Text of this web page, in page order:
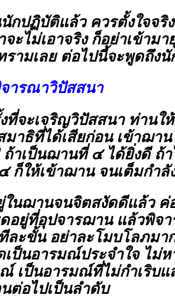
กปฏิบัติแล้ว ควรตั้งใจจริ
จะไม่เอาจริง ก็อย่าเข้าม
รามเลย ต่อไปนี้จะพูดถึงนั
ารณาวิปัสสนา
ที่จะเจริญวิปัสสนา ท่านใ
มาธิที่ได้เสียก่อน เข้าฌา
ถ้าเป็นฌานที่ ๔ ได้ยิ่งดี ถ้า
ก็ให้เข้าฌาน จนเต็มกำลั
ในฌานจนจิตสงัดดีแล้ว ค่
อยู่ที่อุปจารฌาน แล้วพิจ
ะขั้น อย่าละโมบโลภมา
เป็นอารมณ์ประจำใจ ไม่
เป็นอารมณ์ที่ไม่กำเริบแ
ต่อไปเป็นลำดับ